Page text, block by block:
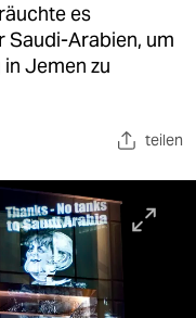
es
Saudi-Arabien, um
Jemen zu
teilen